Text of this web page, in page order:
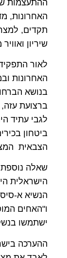
ההתעצמות
האחרונות,
תקדים,
שיריון
לאור
האחרונות
בנושא
ברצועת
לגבי עתיד
ביטחון
הצבאית
שאלה
הישראלית
הנשיא א-
ו"האחים
ישתמשו
ההערכה